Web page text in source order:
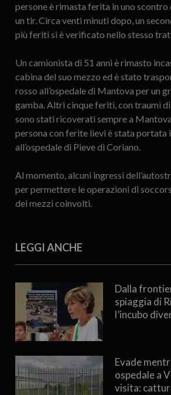
persone è rimasta ferita in uno scontro
un tir. Circa venti minuti dopo, un
più feriti si è verificato nello stesso
Un camionista di 51 anni è rimasto
cabina del suo mezzo ed è stato
rosso all’ospedale di Mantova per un
gamba. Altri cinque feriti, con traumi
sono stati ricoverati sempre a
persona con ferite lievi è stata portata
all’ospedale di Pieve di Coriano.
Al momento, alcuni ingressi
per permettere le operazioni di
dei mezzi coinvolti.
LEGGI ANCHE
Dalla
spiaggia di
l’incubo
Evade
ospedale a
visita: